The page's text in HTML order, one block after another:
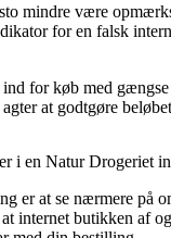
mindre være
for en falsk
for køb med
at godtgøre
i en Natur Drogeriet
er at se nærmere på
internet butikken af